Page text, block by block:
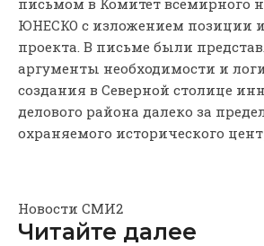
ЮНЕСКО с изложением позиции
проекта. В письме были
аргументы необходимости и
создания в Северной столице
делового района далеко за
охраняемого исторического
Новости СМИ2
Читайте далее